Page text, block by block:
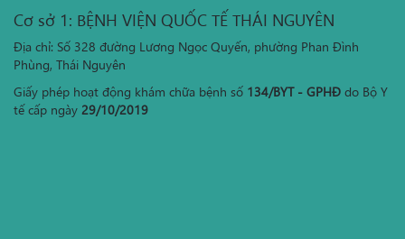
Cơ sở 1: BỆNH VIỆN QUỐC TẾ THÁI NGUYÊN
Địa chỉ: Số 328 đường Lương Ngọc Quyến, phường Phan Đình
Phùng, Thái Nguyên
Giấy phép hoạt động khám chữa bệnh số 134/BYT - GPHĐ do Bộ Y
tế cấp ngày 29/10/2019